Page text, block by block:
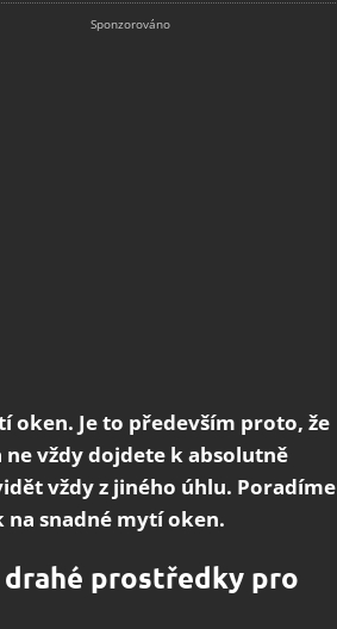
oken. Je to především proto, že
vždy dojdete k absolutně
vždy z jiného úhlu. Poradíme
snadné mytí oken.
drahé prostředky pro